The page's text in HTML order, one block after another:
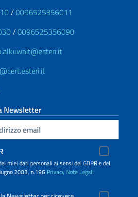
/0096525356011
/0096525356090
Newsletter
miei dati personali ai sensi del GDPR e del
2003, n.196 Privacy Note Legali